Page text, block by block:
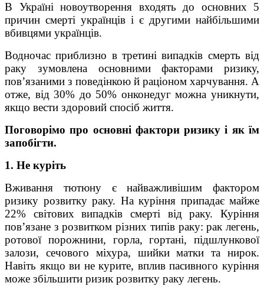
В Україні новоутворення входять до основних 5
причин смерті українців і є другими найбільшими
вбивцями українців.
Водночас приблизно в третині випадків смерть від
раку зумовлена основними факторами ризику,
пов’язаними з поведінкою й раціоном харчування. А
отже, від 30% до 50% онконедуг можна уникнути,
якщо вести здоровий спосіб життя.
Поговорімо про основні фактори ризику і як їм
запобігти.
1. Не куріть
Вживання тютюну є найважливішим фактором
ризику розвитку раку. На куріння припадає майже
22% світових випадків смерті від раку. Куріння
пов’язане з розвитком різних типів раку: рак легень,
ротової порожнини, горла, гортані, підшлункової
залози, сечового міхура, шийки матки та нирок.
Навіть якщо ви не курите, вплив пасивного куріння
може збільшити ризик розвитку раку легень.